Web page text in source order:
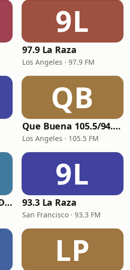
9L
97.9 La Raza
Los Angeles · 97.9 FM
QB
Que Buena 105.5/94.3 FM
Los Angeles · 105.5 FM
STEREO MUNDO RADIO
9L
93.3 La Raza
San Francisco · 93.3 FM
LP